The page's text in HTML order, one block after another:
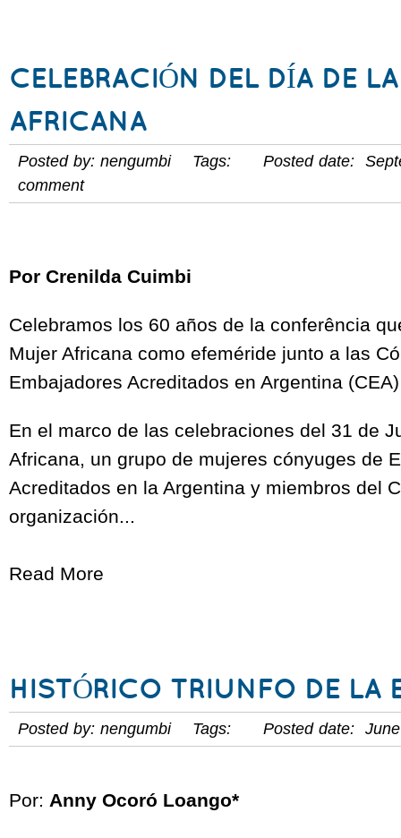
CELEBRACIÓN DEL DÍA DE
AFRICANA
Posted by: nengumbi Tags: Posted date:
comment
Por Crenilda Cuimbi
Celebramos los 60 años de la conferência
Mujer Africana como efeméride junto a las
Embajadores Acreditados en Argentina
En el marco de las celebraciones del 31 de
Africana, un grupo de mujeres cónyuges de
Acreditados en la Argentina y miembros del
organización...
Read More
HISTÓRICO TRIUNFO DE LA
Posted by: nengumbi Tags: Posted date: June
Por: Anny Ocoró Loango*